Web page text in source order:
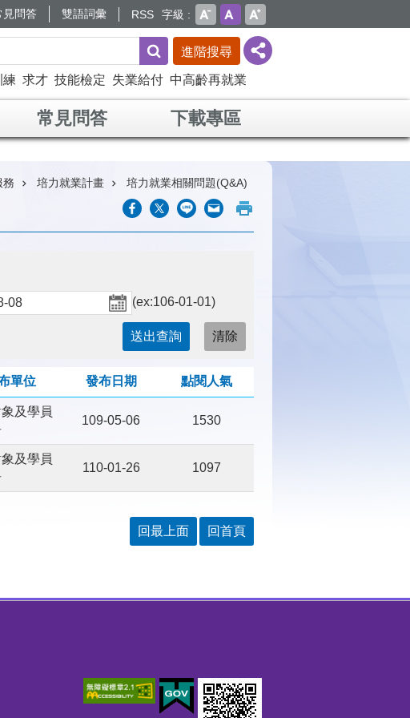
見問答 雙語詞彙 RSS 字級
進階搜尋
練 求才 技能檢定 失業給付 中高齡再就業
常見問答 下載專區
務 培力就業計畫 培力就業相關問題(Q&A)
(ex:106-01-01)
單位 發布日期 點閱人氣
及學員
109-05-06 1530
及學員
110-01-26 1097
回最上面 回首頁